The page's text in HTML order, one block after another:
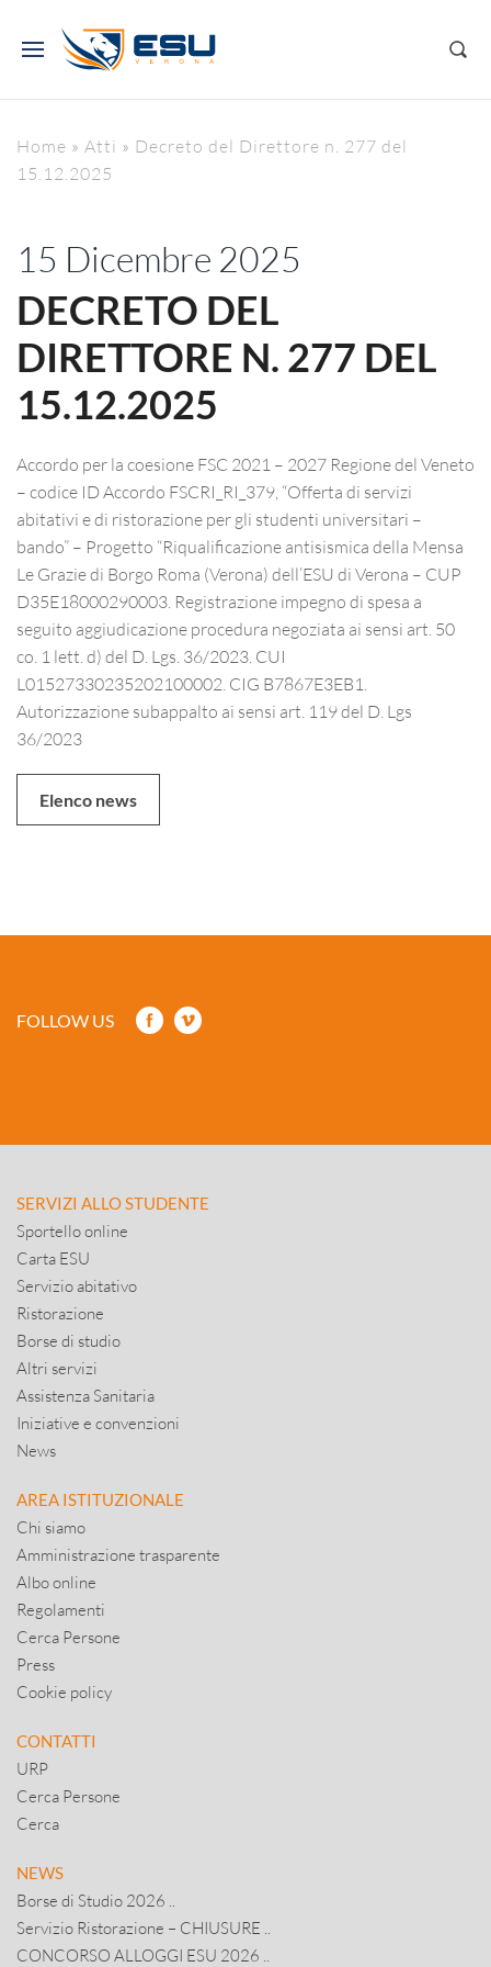
Home » Atti » Decreto del Direttore n. 277 del
15.12.2025
15 Dicembre 2025
DECRETO DEL
DIRETTORE N. 277 DEL
15.12.2025
Accordo per la coesione FSC 2021 – 2027 Regione del Veneto
– codice ID Accordo FSCRI_RI_379, “Offerta di servizi
abitativi e di ristorazione per gli studenti universitari –
bando” – Progetto “Riqualificazione antisismica della Mensa
Le Grazie di Borgo Roma (Verona) dell’ESU di Verona – CUP
D35E18000290003. Registrazione impegno di spesa a
seguito aggiudicazione procedura negoziata ai sensi art. 50
co. 1 lett. d) del D. Lgs. 36/2023. CUI
L01527330235202100002. CIG B7867E3EB1.
Autorizzazione subappalto ai sensi art. 119 del D. Lgs
36/2023
Elenco news
FOLLOW US
SERVIZI ALLO STUDENTE
Sportello online
Carta ESU
Servizio abitativo
Ristorazione
Borse di studio
Altri servizi
Assistenza Sanitaria
Iniziative e convenzioni
News
AREA ISTITUZIONALE
Chi siamo
Amministrazione trasparente
Albo online
Regolamenti
Cerca Persone
Press
Cookie policy
CONTATTI
URP
Cerca Persone
Cerca
NEWS
Borse di Studio 2026 ..
Servizio Ristorazione – CHIUSURE ..
CONCORSO ALLOGGI ESU 2026 ..